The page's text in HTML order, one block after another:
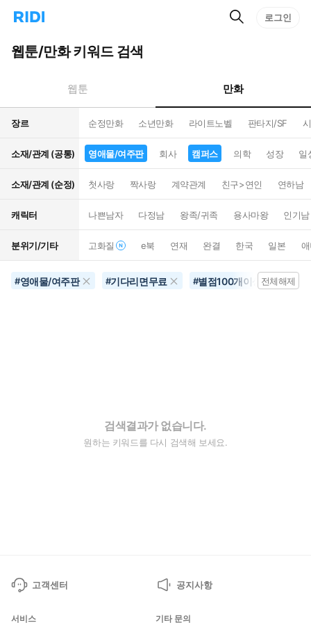
리
홈
으
턴
트
검
로그인
웹툰/만화 키워드 검색
웹툰 만화
장르 순정만화 소년만화 라이트노벨 판타지/SF
소재/관계 (공통) 영애물/여주판 회사 캠퍼스 의학 성장 일
소재/관계 (순정) 첫사랑 짝사랑 계약관계 친구>연인 연하남
캐릭터 나쁜남자 다정남 왕족/귀족 용사마왕 인기남
분위기/기타 고화질 e북 연재 완결 한국 일본
#영애물/여주판 #기다리면무료 #별점100개이상 #음악
전체해제
검색결과가 없습니다.
원하는 키워드를 다시 검색해 보세요.
고객센터 공지사항
서비스 기타 문의